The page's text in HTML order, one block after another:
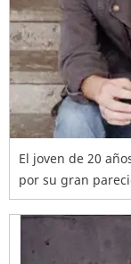
El joven de 20
por su gran